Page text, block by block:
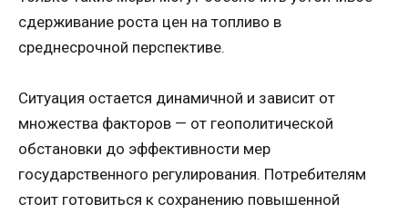
сдерживание роста цен на топливо в
среднесрочной перспективе.
Ситуация остается динамичной и зависит от
множества факторов — от геополитической
обстановки до эффективности мер
государственного регулирования. Потребителям
стоит готовиться к сохранению повышенной